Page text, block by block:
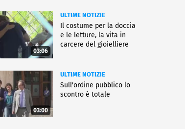
03:06
ULTIME NOTIZIE
Il costume per la doccia
e le letture, la vita in
carcere del gioielliere
03:00
ULTIME NOTIZIE
Sull'ordine pubblico lo
scontro è totale